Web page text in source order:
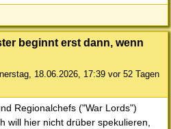
beginnt erst dann, wenn
18.06.2026, 17:39 vor 52 Tagen
Regionalchefs ("War Lords")
will hier nicht drüber spekulieren,